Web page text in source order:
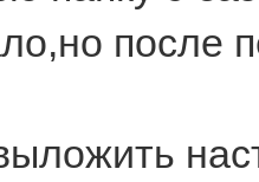
после